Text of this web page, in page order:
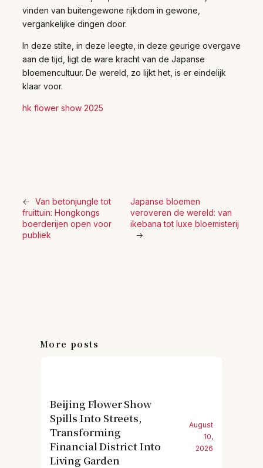
vinden van buitengewone rijkdom in gewone,
vergankelijke dingen door.
In deze stilte, in deze leegte, in deze geurige overgave
aan de tijd, ligt de ware kracht van de Japanse
bloemencultuur. De wereld, zo lijkt het, is er eindelijk
klaar voor.
hk flower show 2025
← Van betonjungle tot
fruittuin: Hongkongs
boerderijen open voor
publiek
Japanse bloemen
veroveren de wereld: van
ikebana tot luxe bloemisterij
→
More posts
Beijing Flower Show
Spills Into Streets,
Transforming
Financial District Into
Living Garden
August
10,
2026